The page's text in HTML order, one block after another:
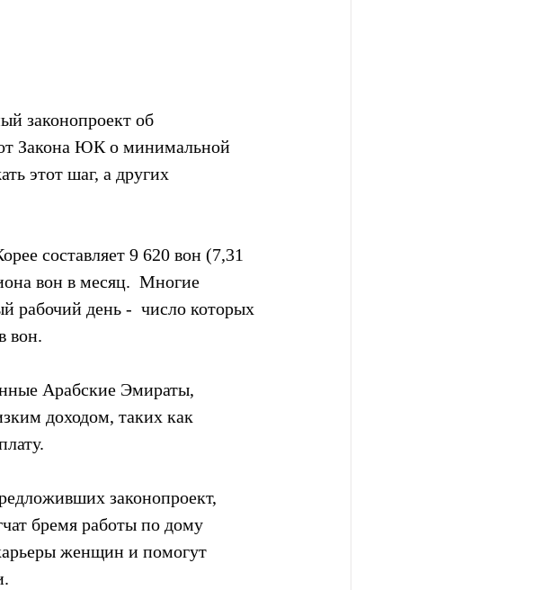
законопроект об
Закона ЮК о минимальной
этот шаг, а других
составляет 9 620 вон (7,31
вон в месяц.  Многие
рабочий день -  число которых
вон.
Арабские Эмираты,
доходом, таких как
законопроект,
бремя работы по дому
женщин и помогут